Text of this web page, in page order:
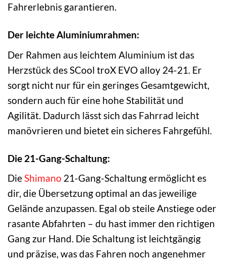
Fahrerlebnis garantieren.
Der leichte Aluminiumrahmen:
Der Rahmen aus leichtem Aluminium ist das
Herzstück des SCool troX EVO alloy 24-21. Er
sorgt nicht nur für ein geringes Gesamtgewicht,
sondern auch für eine hohe Stabilität und
Agilität. Dadurch lässt sich das Fahrrad leicht
manövrieren und bietet ein sicheres Fahrgefühl.
Die 21-Gang-Schaltung:
DieShimano 21-Gang-Schaltung ermöglicht es
dir, die Übersetzung optimal an das jeweilige
Gelände anzupassen. Egal ob steile Anstiege oder
rasante Abfahrten – du hast immer den richtigen
Gang zur Hand. Die Schaltung ist leichtgängig
und präzise, was das Fahren noch angenehmer